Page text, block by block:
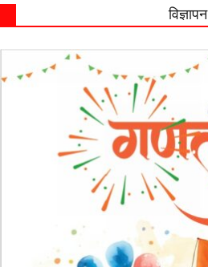
विज्ञापन